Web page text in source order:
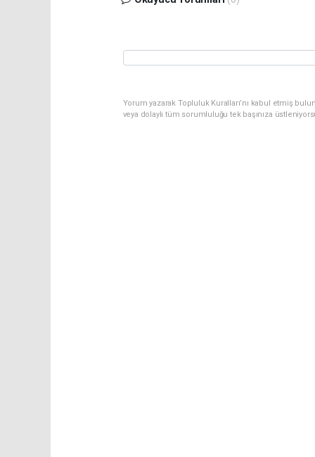
Yorum yazarak Topluluk Kuralları’nı kabul etmiş
veya dolaylı tüm sorumluluğu tek başınıza